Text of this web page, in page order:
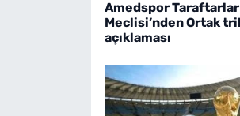
Amedspor Taraftarlar
Meclisi’nden Ortak
açıklaması